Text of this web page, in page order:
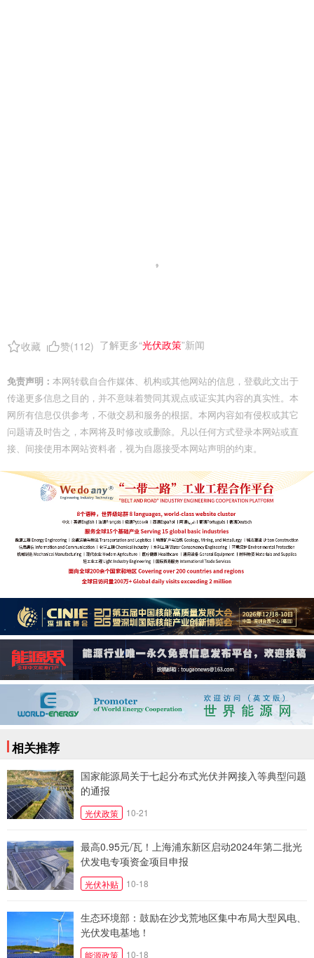
收藏 赞(112) 了解更多“光伏政策”新闻
免责声明： 本网转载自合作媒体、机构或其他网站的信息，登载此文出于
传递更多信息之目的，并不意味着赞同其观点或证实其内容的真实性。本
网所有信息仅供参考，不做交易和服务的根据。本网内容如有侵权或其它
问题请及时告之，本网将及时修改或删除。凡以任何方式登录本网站或直
接、间接使用本网站资料者，视为自愿接受本网站声明的约束。
相关推荐
国家能源局关于七起分布式光伏并网接入等典型问题
的通报
光伏政策 10-21
最高0.95元/瓦！上海浦东新区启动2024年第二批光
伏发电专项资金项目申报
光伏补贴 10-18
生态环境部：鼓励在沙戈荒地区集中布局大型风电、
光伏发电基地！
能源政策 10-18